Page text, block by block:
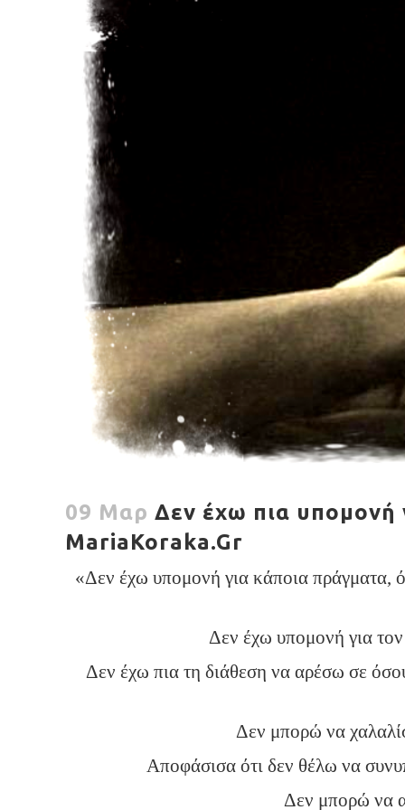
09 Μαρ Δεν έχω πια υπομονή
MariaKoraka.Gr
«Δεν έχω υπομονή για κάποια πράγματα,
Δεν έχω υπομονή για τον
Δεν έχω πια τη διάθεση να αρέσω σε
Δεν μπορώ να
Αποφάσισα ότι δεν θέλω να
Δεν μπορώ να